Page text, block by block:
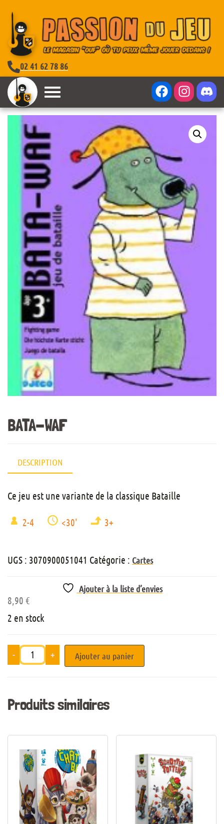
02 41 62 78 86
BATA-WAF
DESCRIPTION
Ce jeu est une variante de la classique Bataille
2-4 <30' 3+
UGS : 3070900051041 Catégorie : Cartes
Ajouter à la liste d’envies
8,90 €
2 en stock
- + Ajouter au panier
Produits similaires